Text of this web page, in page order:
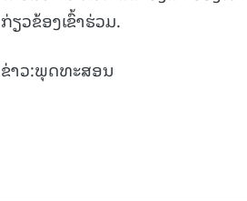
ກ່ຽວຂ້ອງເຂົ້າຮ່ວມ.
ຂ່າວ:ພຸດທະສອນ